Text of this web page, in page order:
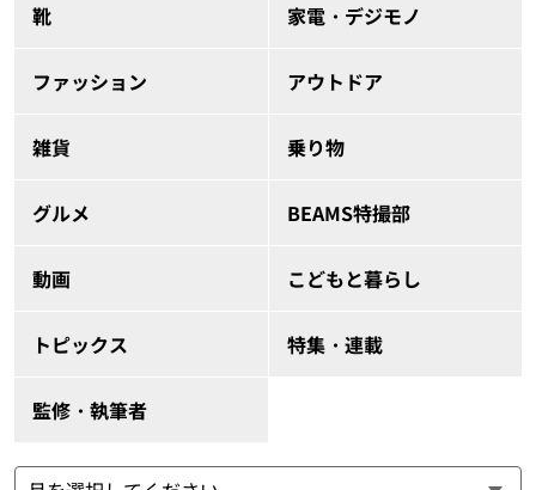
靴 家電・デジモノ
ファッション アウトドア
雑貨 乗り物
グルメ BEAMS特撮部
動画 こどもと暮らし
トピックス 特集・連載
監修・執筆者